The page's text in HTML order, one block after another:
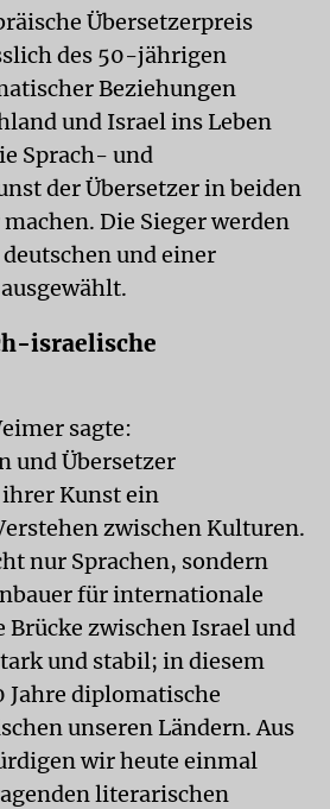
Übersetzerpreis
des 50-jährigen
Beziehungen
und Israel ins Leben
Sprach- und
der Übersetzer in beiden
Die Sieger werden
und einer
israelische
sagte:
und Übersetzer
Kunst ein
zwischen Kulturen.
nur Sprachen, sondern
für internationale
Brücke zwischen Israel und
und stabil; in diesem
Jahre diplomatische
unseren Ländern. Aus
wir heute einmal
literarischen